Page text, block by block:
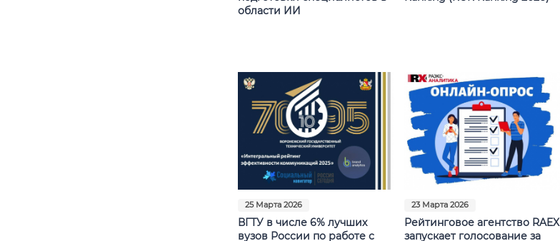
области ИИ
25 Марта 2026
ВГТУ в числе 6% лучших
вузов России по работе с
23 Марта 2026
Рейтинговое агентство RAEX
запускает голосование за